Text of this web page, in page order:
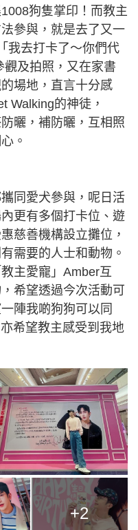
狗隻掌印！而教主
參與，就是去了又一
我去打卡了～你們代
觀及拍照，又在家書
場地，直言十分感
Walking的神徒，
曬，補防曬，互相照
。
同愛犬參與，呢日活
更有多個打卡位、遊
慈善機構設立攤位，
需要的人士和動物。
主愛寵」Amber互
希望透過今次活動可
陣我啲狗狗可以同
希望教主感受到我地
+2